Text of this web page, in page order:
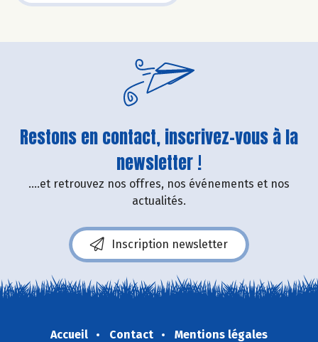
Restons en contact, inscrivez-vous à la
newsletter !
....et retrouvez nos offres, nos événements et nos
actualités.
Inscription newsletter
Accueil Contact
Mentions légales